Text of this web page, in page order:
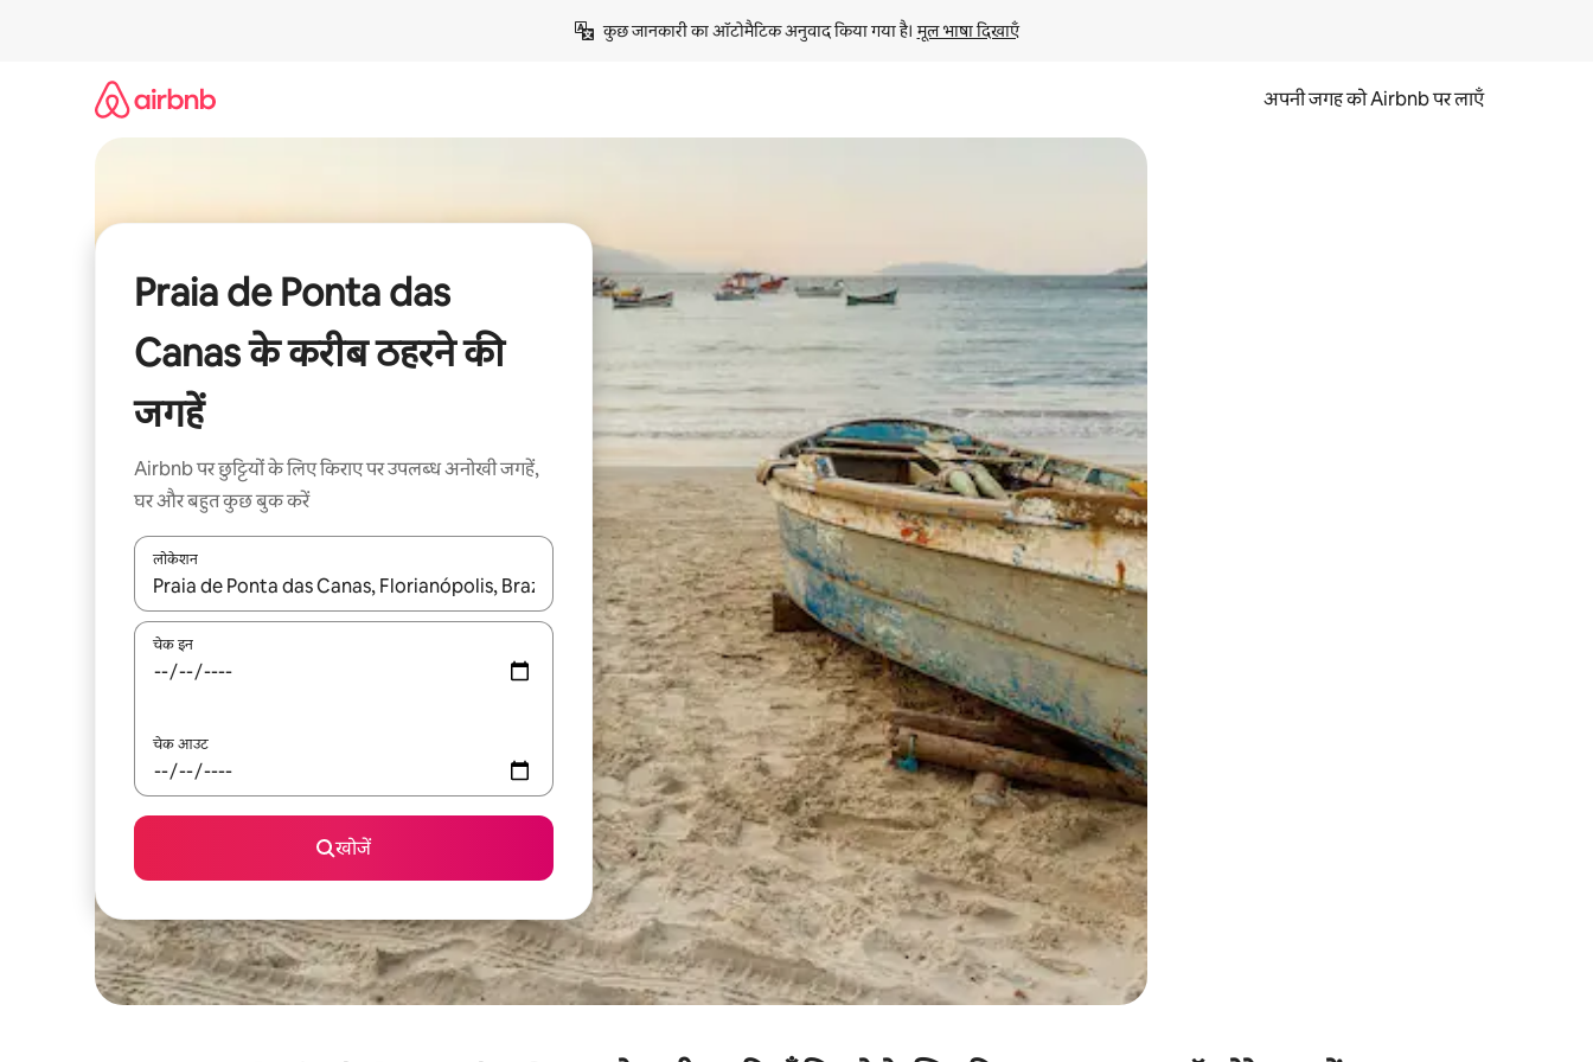
कुछ जानकारी का ऑटोमैटिक अनुवाद किया गया है। मूल भाषा दिखाएँ
अपनी जगह को Airbnb पर लाएँ
Praia de Ponta das
Canas के करीब ठहरने की
जगहें
Airbnb पर छुट्टियों के लिए किराए पर उपलब्ध अनोखी जगहें,
घर और बहुत कुछ बुक करें
लोकेशन
नतीजों के उपलब्ध होने पर, अप और डाउन 'ऐरो की' का इस्तेमाल करके नेविगेट करें या टच या फिर स्वाइप जेस्चर का इस्तेमाल करके एक्सप्लोर करें।
चेक इन
चेक आउट
खोजें